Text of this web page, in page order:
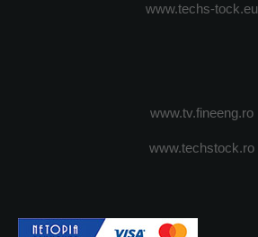
www.techs-tock.eu
www.tv.fineeng.ro
www.techstock.ro